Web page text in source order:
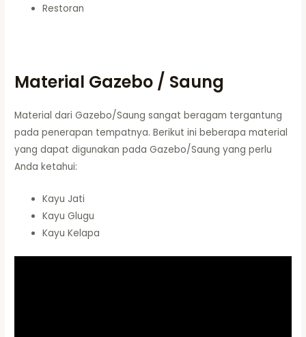
Restoran
Material Gazebo / Saung
Material dari Gazebo/Saung sangat beragam tergantung
pada penerapan tempatnya. Berikut ini beberapa material
yang dapat digunakan pada Gazebo/Saung yang perlu
Anda ketahui:
Kayu Jati
Kayu Glugu
Kayu Kelapa